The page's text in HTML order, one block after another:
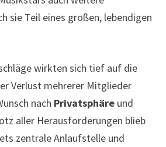
sie Teil eines großen, lebendigen
wirkten sich tief auf die
Verlust mehrerer Mitglieder
nach Privatsphäreund
aller Herausforderungen blieb
zentrale Anlaufstelle und